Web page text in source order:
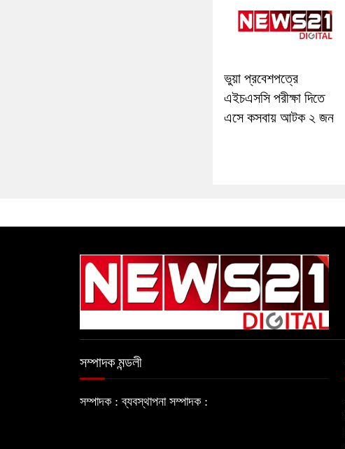
ভুয়া প্রবেশপত্রে
এইচএসসি পরীক্ষা দিতে
এসে কসবায় আটক ২ জন
সম্পাদক মন্ডলী
সম্পাদক :ব্যবস্থাপনা সম্পাদক :